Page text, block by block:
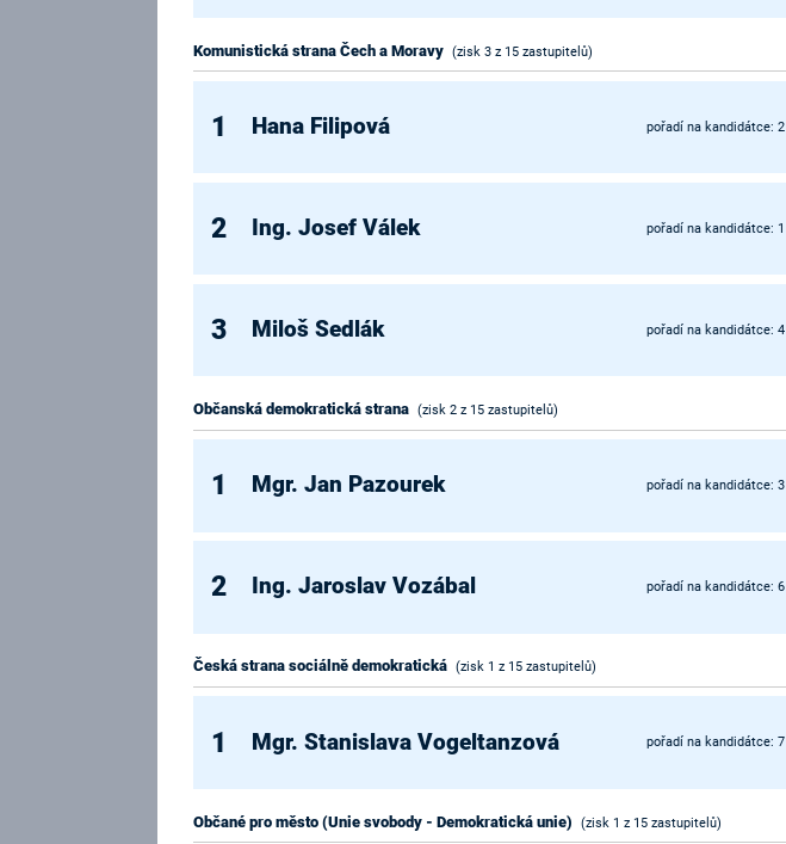
Komunistická strana Čech a Moravy (zisk 3 z 15 zastupitelů)
1 Hana Filipová pořadí na kandidátce: 2
2 Ing. Josef Válek pořadí na kandidátce: 1
3 Miloš Sedlák pořadí na kandidátce: 4
Občanská demokratická strana (zisk 2 z 15 zastupitelů)
1 Mgr. Jan Pazourek pořadí na kandidátce: 3
2 Ing. Jaroslav Vozábal pořadí na kandidátce: 6
Česká strana sociálně demokratická (zisk 1 z 15 zastupitelů)
1 Mgr. Stanislava Vogeltanzová pořadí na kandidátce: 7
Občané pro město (Unie svobody - Demokratická unie) (zisk 1 z 15 zastupitelů)